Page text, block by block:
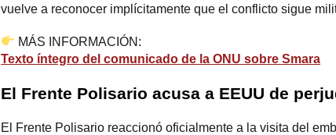
vuelve a reconocer implícitamente que el conflicto sigue
MÁS INFORMACIÓN:
Texto íntegro del comunicado de la ONU sobre Smara
El Frente Polisario acusa a EEUU de
El Frente Polisario reaccionó oficialmente a la visita del